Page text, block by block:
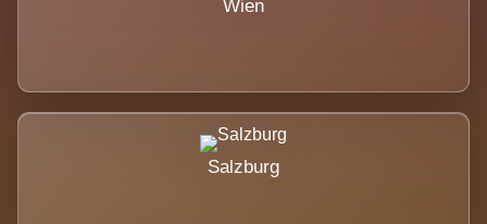
Wien
Salzburg